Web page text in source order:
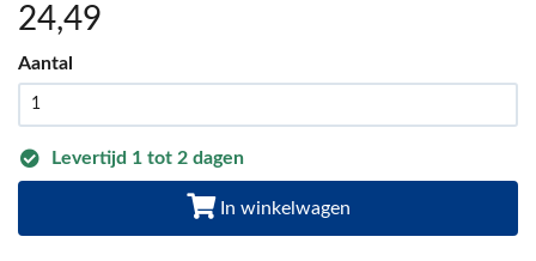
24,49
Aantal
Levertijd 1 tot 2 dagen
In winkelwagen